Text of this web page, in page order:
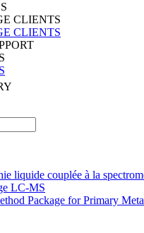
CLIENTS
CLIENTS
liquide couplée à la
LC-MS
Package for Primary